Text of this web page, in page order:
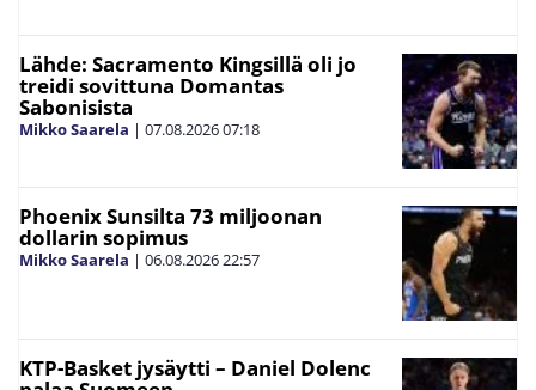
Lähde: Sacramento Kingsillä oli jo
treidi sovittuna Domantas
Sabonisista
Mikko Saarela | 07.08.202607:18
Phoenix Sunsilta 73 miljoonan
dollarin sopimus
Mikko Saarela | 06.08.202622:57
KTP-Basket jysäytti – Daniel Dolenc